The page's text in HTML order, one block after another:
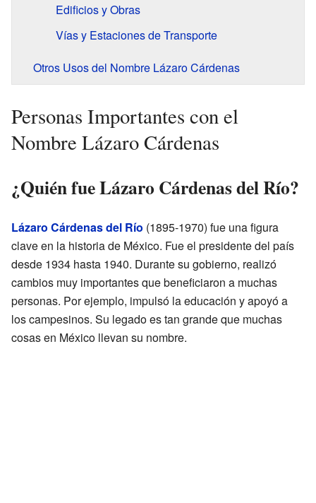
Edificios y Obras
Vías y Estaciones de Transporte
Otros Usos del Nombre Lázaro Cárdenas
Personas Importantes con el
Nombre Lázaro Cárdenas
¿Quién fue Lázaro Cárdenas del Río?
Lázaro Cárdenas del Río (1895-1970) fue una figura
clave en la historia de México. Fue el presidente del país
desde 1934 hasta 1940. Durante su gobierno, realizó
cambios muy importantes que beneficiaron a muchas
personas. Por ejemplo, impulsó la educación y apoyó a
los campesinos. Su legado es tan grande que muchas
cosas en México llevan su nombre.